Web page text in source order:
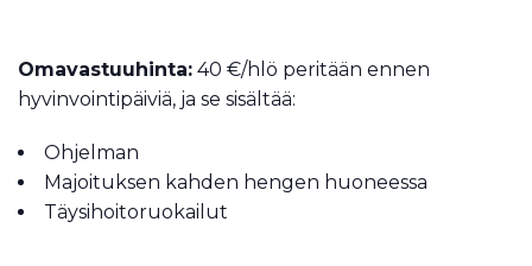
Omavastuuhinta: 40 €/hlö peritään ennen
hyvinvointipäiviä, ja se sisältää:
Ohjelman
Majoituksen kahden hengen huoneessa
Täysihoitoruokailut